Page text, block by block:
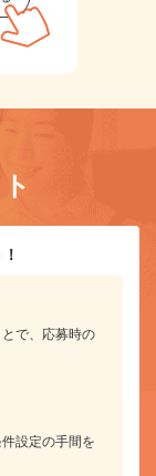
で、応募時の
設定の手間を